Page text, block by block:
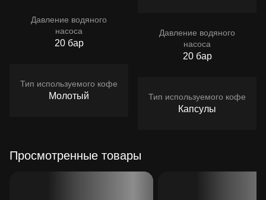
Давление водяного
насоса
20 бар
Тип используемого кофе
Молотый
Давление водяного
насоса
20 бар
Тип используемого кофе
Капсулы
Просмотренные товары